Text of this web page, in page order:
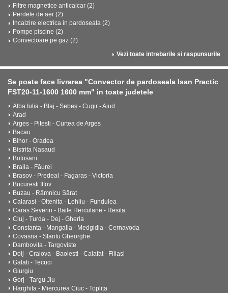
Filtre magnetice anticalcar (2)
Perdele de aer (2)
Incalzire electrica in pardoseala (2)
Pompe piscine (2)
Convectoare pe gaz (2)
Vezi toate intrebarile si raspunsurile
Se poate face livrarea "Convector de pardoseala Isan Practic
FST20-11-1600 1600 mm" in toate judetele
Alba Iulia - Blaj - Sebeș - Cugir - Aiud
Arad
Arges - Pitesti - Curtea de Arges
Bacau
Bihor - Oradea
Bistrita Nasaud
Botosani
Braila - Făurei
Brasov - Predeal - Fagaras - Victoria
Bucuresti Ilfov
Buzau - Râmnicu Sărat
Calarasi - Oltenita - Lehliu - Fundulea
Caras Severin - Baile Herculane - Resita
Cluj - Turda - Dej - Gherla
Constanta - Mangalia - Medgidia - Cernavoda
Covasna - Sfantu Gheorghe
Dambovita - Targoviste
Dolj - Craiova - Baolesti - Calafat - Filiasi
Galati - Tecuci
Giurgiu
Gorj - Targu Jiu
Harghita - Miercurea Ciuc - Toplita